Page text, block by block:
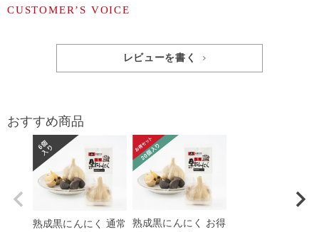
レビューを書く
おすすめ商品
熟成黒にんにく 通常
熟成黒にんにく お得